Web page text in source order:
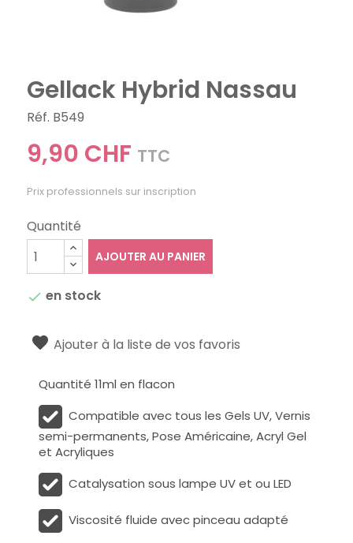
Gellack Hybrid Nassau
Réf. B549
9,90 CHF TTC
Prix professionnels sur inscription
Quantité
AJOUTER AU PANIER
 en stock
Ajouter à la liste de vos favoris
Quantité 11ml en flacon
Compatible avec tous les Gels UV, Vernis
semi-permanents, Pose Américaine, Acryl Gel
et Acryliques
Catalysation sous lampe UV et ou LED
Viscosité fluide avec pinceau adapté